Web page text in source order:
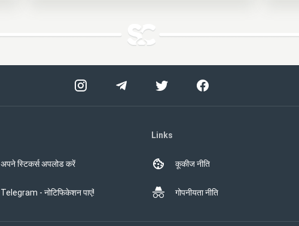
अपने स्टिकर्स अपलोड करें
Telegram - नोटिफिकेशन पाएं!
Links
कूकीज नीति
गोपनीयता नीति